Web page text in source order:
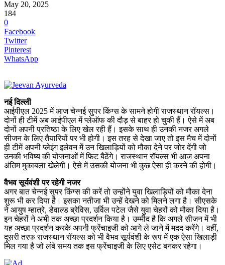
May 20, 2025
184
0
Facebook
Twitter
Pinterest
WhatsApp
नई दिल्ली
आईपीएल 2025 में आज चेन्नई सुपर किंग्स के सामने होगी राजस्थान रॉयल्स।
दोनों ही टीमें अब आईपीएल में प्लेऑफ की दौड़ से बाहर हो चुकी हैं। ऐसे में अब
दोनों अपनी प्रतिष्ठा के लिए खेल रही हैं। इसके साथ ही उनकी नजर अगले
सीजन के लिए तैयारियों पर भी होगी। इस तरह से देखा जाए तो इस मैच में दोनों
ही टीमें अपनी प्लेइंग इलेवन में उन खिलाड़ियों को मौका देने पर जोर देंगी जो
उनकी भविष्य की योजनाओं में फिट बैठेंगे। राजस्थान रॉयल्स भी आज अपना
अंतिम मुकाबला खेलेगी। ऐसे में उसकी योजना भी कुछ ऐसा ही करने की होगी।
वैभव सूर्यवंशी पर रहेगी नजर
अगर बात चेन्नई सुपर किंग्स की करें तो उन्होंने युवा खिलाड़ियों को मौका देना
शुरू भी कर दिया है। इसका नतीजा भी उन्हें देखने को मिलने लगा है। सीएसके
ने आयुष म्हात्रे, डेवाल्ड ब्रेविस, उर्विल पटेल जैसे युवा चेहरों को मौका दिया है।
इन चेहरों ने अभी तक अच्छा प्रदर्शन किया है। उम्मीद है कि अगले सीजन में भी
यह अच्छा प्रदर्शन करके अपनी फ्रेंचाइजी को आगे ले जाने में मदद करेंगे। वहीं,
दूसरी तरफ राजस्थान रॉयल्स को भी वैभव सूर्यवंशी के रूप में एक ऐसा खिलाड़ी
मिल गया है जो लंबे समय तक इस फ्रेंचाइजी के लिए एसेट बनकर रहेगा।